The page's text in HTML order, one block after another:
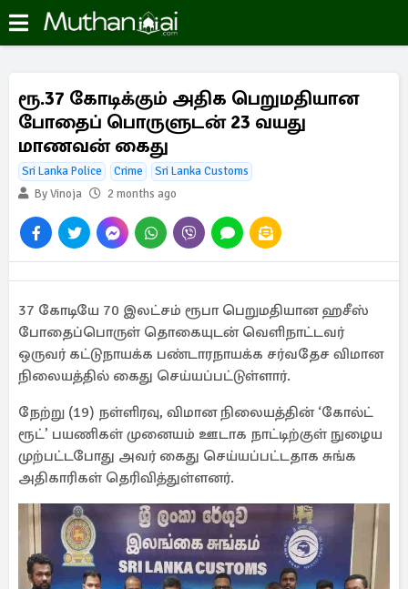
ரூ.37 கோடிக்கும் அதிக பெறுமதியான
போதைப் பொருளுடன் 23 வயது
மாணவன் கைது
Sri Lanka Police Crime
Sri Lanka Customs
By Vinoja
2 months ago
37 கோடியே 70 இலட்சம் ரூபா பெறுமதியான ஹசீஸ்
போதைப்பொருள் தொகையுடன் வெளிநாட்டவர்
ஒருவர் கட்டுநாயக்க பண்டாரநாயக்க சர்வதேச விமான
நிலையத்தில் கைது செய்யப்பட்டுள்ளார்.
நேற்று (19) நள்ளிரவு, விமான நிலையத்தின் ‘கோல்ட்
ரூட்’ பயணிகள் முனையம் ஊடாக நாட்டிற்குள் நுழைய
முற்பட்டபோது அவர் கைது செய்யப்பட்டதாக சுங்க
அதிகாரிகள் தெரிவித்துள்ளனர்.